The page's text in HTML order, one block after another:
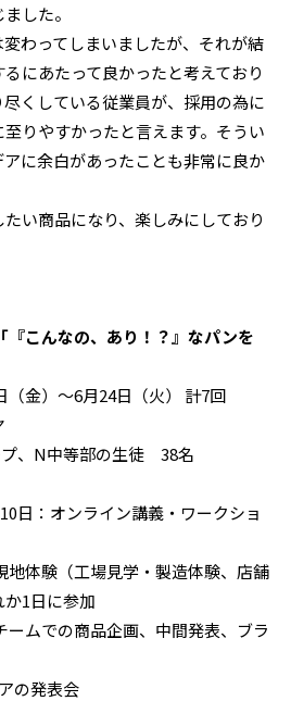
した。
わってしまいましたが、それが結
にあたって良かったと考えており
くしている従業員が、採用の為に
りやすかったと言えます。そうい
に余白があったことも非常に良か
い商品になり、楽しみにしており
こんなの、あり！？』なパンを
（金）～6月24日（火） 計7回
プ、N中等部の生徒 38名
日：オンライン講義・ワークショ
地体験（工場見学・製造体験、店舗
1日に参加
ームでの商品企画、中間発表、ブラ
の発表会